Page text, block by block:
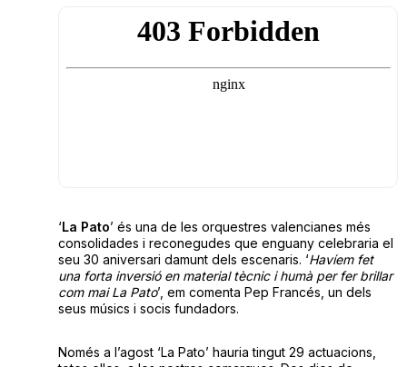
‘La Pato’ és una de les orquestres valencianes més
consolidades i reconegudes que enguany celebraria el
seu 30 aniversari damunt dels escenaris. ‘Havíem fet
una forta inversió en material tècnic i humà per fer brillar
com mai La Pato’, em comenta Pep Francés, un dels
seus músics i socis fundadors.
Només a l’agost ‘La Pato’ hauria tingut 29 actuacions,